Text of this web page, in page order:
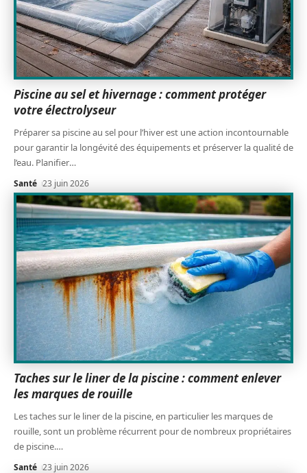
Piscine au sel et hivernage : comment protéger
votre électrolyseur
Préparer sa piscine au sel pour l’hiver est une action incontournable
pour garantir la longévité des équipements et préserver la qualité de
l’eau. Planifier…
Santé 23 juin 2026
Taches sur le liner de la piscine : comment enlever
les marques de rouille
Les taches sur le liner de la piscine, en particulier les marques de
rouille, sont un problème récurrent pour de nombreux propriétaires
de piscine.…
Santé 23 juin 2026